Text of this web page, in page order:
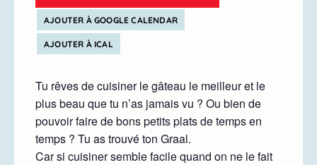
AJOUTER À GOOGLE CALENDAR
AJOUTER À ICAL
Tu rêves de cuisiner le gâteau le meilleur et le
plus beau que tu n’as jamais vu ? Ou bien de
pouvoir faire de bons petits plats de temps en
temps ? Tu as trouvé ton Graal.
Car si cuisiner semble facile quand on ne le fait